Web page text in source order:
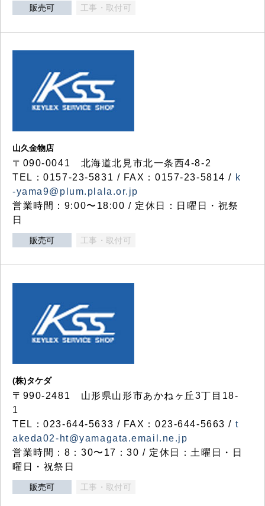
販売可 工事・取付可
山久金物店
〒090-0041 北海道北見市北一条西4-8-2
TEL：0157-23-5831 / FAX：0157-23-5814 / k
-yama9@plum.plala.or.jp
営業時間：9:00〜18:00 / 定休日：日曜日・祝祭
日
販売可 工事・取付可
(株)タケダ
〒990-2481 山形県山形市あかねヶ丘3丁目18-
1
TEL：023-644-5633 / FAX：023-644-5663 / t
akeda02-ht@yamagata.email.ne.jp
営業時間：8：30〜17：30 / 定休日：土曜日・日
曜日・祝祭日
販売可 工事・取付可